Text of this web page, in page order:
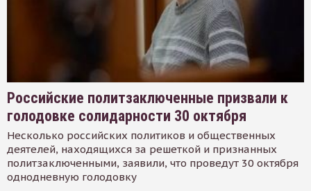
Российские политзаключенные призвали к
голодовке солидарности 30 октября
Несколько российских политиков и общественных
деятелей, находящихся за решеткой и признанных
политзаключенными, заявили, что проведут 30 октября
однодневную голодовку